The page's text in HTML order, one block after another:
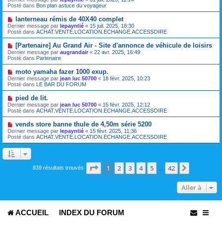
a
g
e
m
e
s
a
g
e
u
v
e
a
u
m
e
s
a
g
Posté dans Bon plan astuce du voyageur
N
o
u
v
e
u
m
e
s
s
a
g
lanterneau rémis de 40X40 complet
Dernier message par lepayntié « 15 juil. 2025, 18:30
Posté dans ACHAT.VENTE.LOCATION.ECHANGE.ACCESSOIRE
N
o
u
v
a
u
m
e
s
s
a
g
[Partenaire] Au Grand Air - Site d'annonce de véhicule de loisirs
Dernier message par augrandair « 22 avr. 2025, 16:49
Posté dans Partenaire
N
o
u
v
u
m
e
s
s
a
g
e
moto yamaha fazer 1000 exup.
Dernier message par jean luc 50700 « 18 févr. 2025, 10:23
Posté dans LE BAR DU FORUM
N
o
u
v
a
u
m
e
s
s
pied de lit.
Dernier message par jean luc 50700 « 15 févr. 2025, 12:12
Posté dans ACHAT.VENTE.LOCATION.ECHANGE.ACCESSOIRE
N
o
u
v
e
a
u
e
vends store banne thule de 4,50m série 5200
Dernier message par lepayntié « 15 févr. 2025, 11:36
Posté dans ACHAT.VENTE.LOCATION.ECHANGE.ACCESSOIRE
839 résultats trouvés Page 1sur42
1 2 3 4 5 42
Aller à
ACCUEIL INDEX DU FORUM